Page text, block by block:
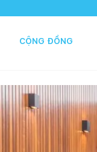
CỘNG ĐỒNG